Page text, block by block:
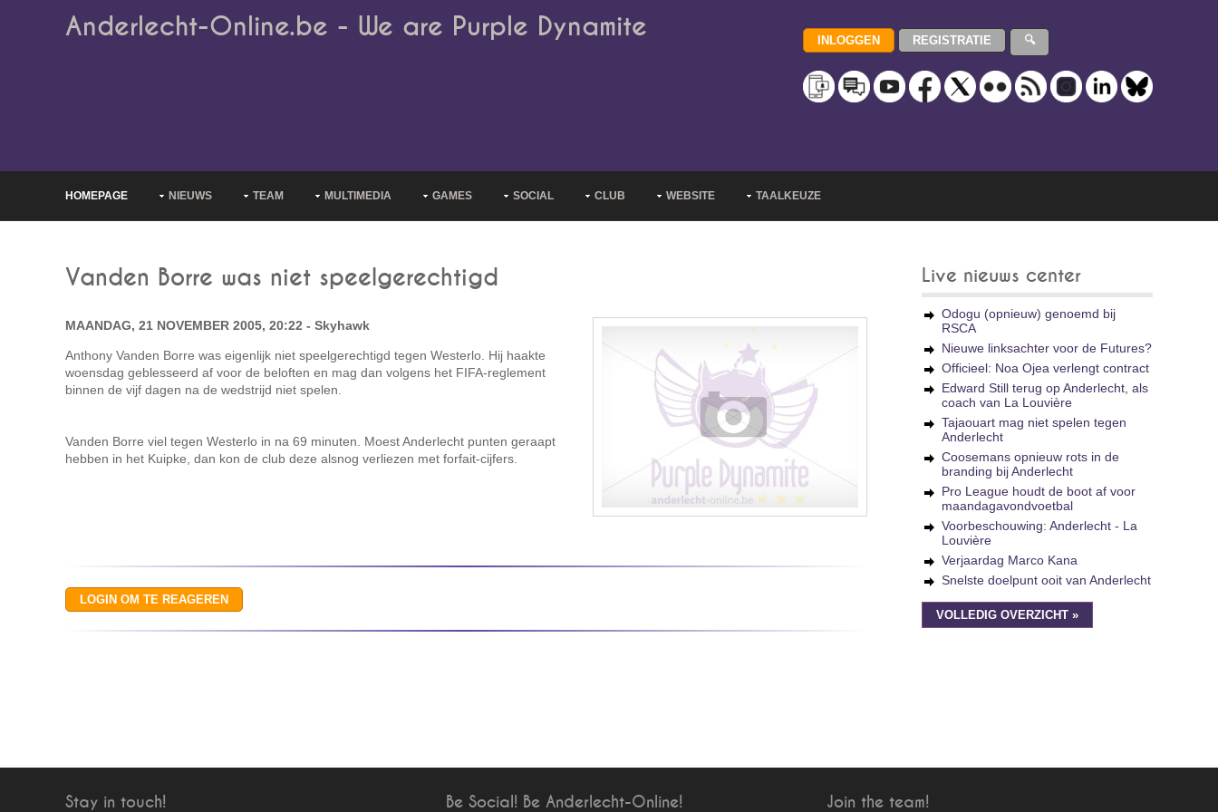
Anderlecht-Online.be - We are Purple Dynamite
HOMEPAGE NIEUWS TEAM MULTIMEDIA GAMES SOCIAL CLUB WEBSITE TAALKEUZE
Vanden Borre was niet speelgerechtigd
MAANDAG, 21 NOVEMBER 2005, 20:22 - Skyhawk
Anthony Vanden Borre was eigenlijk niet speelgerechtigd tegen Westerlo. Hij haakte
woensdag geblesseerd af voor de beloften en mag dan volgens het FIFA-reglement
binnen de vijf dagen na de wedstrijd niet spelen.
Vanden Borre viel tegen Westerlo in na 69 minuten. Moest Anderlecht punten geraapt
hebben in het Kuipke, dan kon de club deze alsnog verliezen met forfait-cijfers.
Live nieuws center
Odogu (opnieuw) genoemd bij
RSCA
Nieuwe linksachter voor de Futures?
Officieel: Noa Ojea verlengt contract
Edward Still terug op Anderlecht, als
coach van La Louvière
Tajaouart mag niet spelen tegen
Anderlecht
Coosemans opnieuw rots in de
branding bij Anderlecht
Pro League houdt de boot af voor
maandagavondvoetbal
Voorbeschouwing: Anderlecht - La
Louvière
Verjaardag Marco Kana
Snelste doelpunt ooit van Anderlecht
VOLLEDIG OVERZICHT »
Stay in touch! Be Social! Be Anderlecht-Online! Join the team!